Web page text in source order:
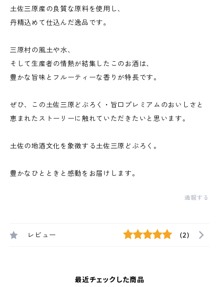
土佐三原産の良質な原料を使用し、
丹精込めて仕込んだ逸品です。
三原村の風土や水、
そして生産者の情熱が結集したこのお酒は、
豊かな旨味とフルーティーな香りが特長です。
ぜひ、この土佐三原どぶろく・旨口プレミアムのおいしさと
恵まれたストーリーに触れていただきたいと思います。
土佐の地酒文化を象徴する土佐三原どぶろく。
豊かなひとときと感動をお届けします。
通報する
レビュー (2)
最近チェックした商品